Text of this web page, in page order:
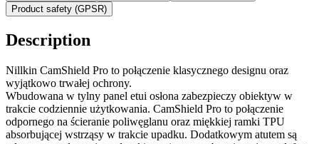
Product safety (GPSR)
Description
Nillkin CamShield Pro to połączenie klasycznego designu oraz
wyjątkowo trwałej ochrony.
Wbudowana w tylny panel etui osłona zabezpieczy obiektyw w
trakcie codziennie użytkowania. CamShield Pro to połączenie
odpornego na ścieranie poliwęglanu oraz miękkiej ramki TPU
absorbującej wstrząsy w trakcie upadku. Dodatkowym atutem są